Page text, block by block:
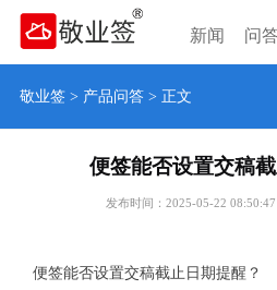
新闻 问
敬业签> 产品问答> 正文
便签能否设置交稿
发布时间：2025-05-22 08:50:47
便签能否设置交稿截止日期提醒？